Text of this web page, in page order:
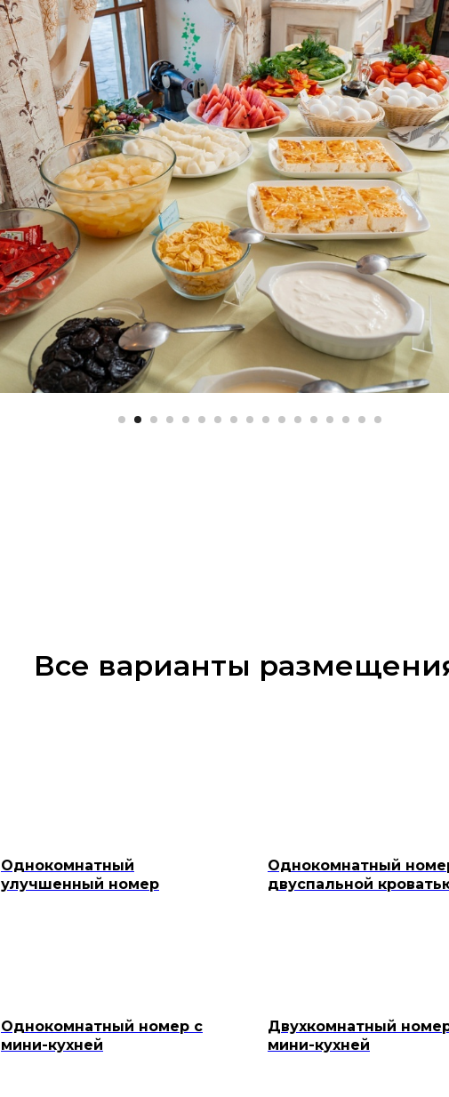
Все варианты
Однокомнатный
улучшенный номер
Однокомнатный
двуспальной
Однокомнатный номер с
мини-кухней
Двухкомнатный
мини-кухней